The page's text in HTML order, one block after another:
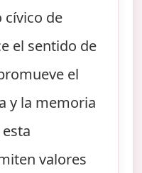
cívico de
el sentido de
el
y la memoria
valores